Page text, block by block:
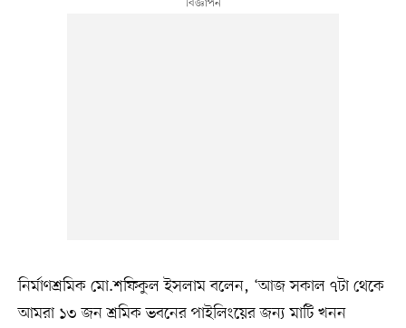
নির্মাণশ্রমিক মো.শফিকুল ইসলাম বলেন, ‘আজ সকাল ৭টা থেকে
আমরা ১৩ জন শ্রমিক ভবনের পাইলিংয়ের জন্য মাটি খনন